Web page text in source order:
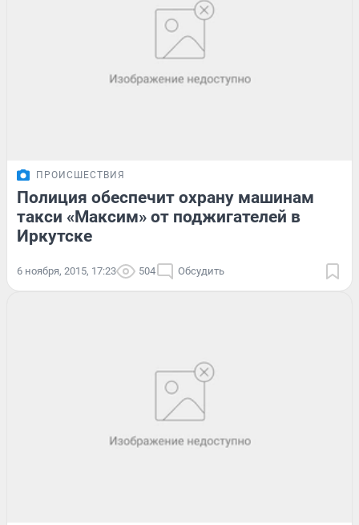
ПРОИСШЕСТВИЯ
Полиция обеспечит охрану машинам
такси «Максим» от поджигателей в
Иркутске
6 ноября, 2015, 17:23 504 Обсудить